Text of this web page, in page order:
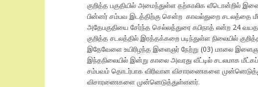
குறித்த பகுதியில் அமைந்துள்ள தற்காலிக வீடொன்றில்
பின்னர் சம்பவ இடத்திற்கு சென்ற காவல்துறை சடலத்தை
அதேபகுதியை சேர்ந்த செல்லத்துரை கபிநாத் என்ற 24
குறித்த சடலத்தில் இரத்தக்கறை படிந்துள்ள நிலையில்
இதேவேளை உயிரிழந்த இளைஞர் நேற்று (03) மாலை
இந்தநிலையில் இன்று காலை அவரது வீட்டில் சடலமாக
சம்பவம் தொடர்பாக விரிவான விசாரணைகளை
விசாரணைகளை முன்னெடுத்துள்ளனர்.